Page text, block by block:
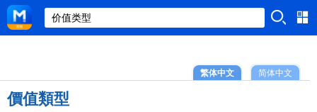
简体中文
繁体中文
價值類型